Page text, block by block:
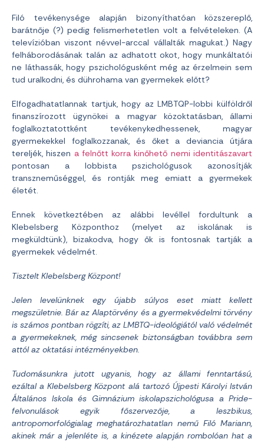
Filó tevékenysége alapján bizonyíthatóan közszereplő,
barátnője (?) pedig felismerhetetlen volt a felvételeken. (A
televízióban viszont névvel-arccal vállalták magukat.) Nagy
felháborodásának talán az adhatott okot, hogy munkáltatói
ne láthassák, hogy pszichológusként még az érzelmein sem
tud uralkodni, és dührohama van gyermekek előtt?
Elfogadhatatlannak tartjuk, hogy az LMBTQP-lobbi külföldről
finanszírozott ügynökei a magyar közoktatásban, állami
foglalkoztatottként tevékenykedhessenek, magyar
gyermekekkel foglalkozzanak, és őket a deviancia útjára
tereljék, hiszen a felnőtt korra kinőhető nemi identitászavart
pontosan a lobbista pszichológusok azonosítják
transzneműséggel, és rontják meg emiatt a gyermekek
életét.
Ennek következtében az alábbi levéllel fordultunk a
Klebelsberg Központhoz (melyet az iskolának is
megküldtünk), bizakodva, hogy ők is fontosnak tartják a
gyermekek védelmét.
Tisztelt Klebelsberg Központ!
Jelen levelünknek egy újabb súlyos eset miatt kellett
megszületnie. Bár az Alaptörvény és a gyermekvédelmi törvény
is számos pontban rögzíti, az LMBTQ-ideológiától való védelmét
a gyermekeknek, még sincsenek biztonságban továbbra sem
attól az oktatási intézményekben.
Tudomásunkra jutott ugyanis, hogy az állami fenntartású,
ezáltal a Klebelsberg Központ alá tartozó Újpesti Károlyi István
Általános Iskola és Gimnázium iskolapszichológusa a Pride-
felvonulások egyik főszervezője, a leszbikus,
antropomorfológialag meghatározhatatlan nemű Filó Mariann,
akinek már a jelenléte is, a kinézete alapján rombolóan hat a